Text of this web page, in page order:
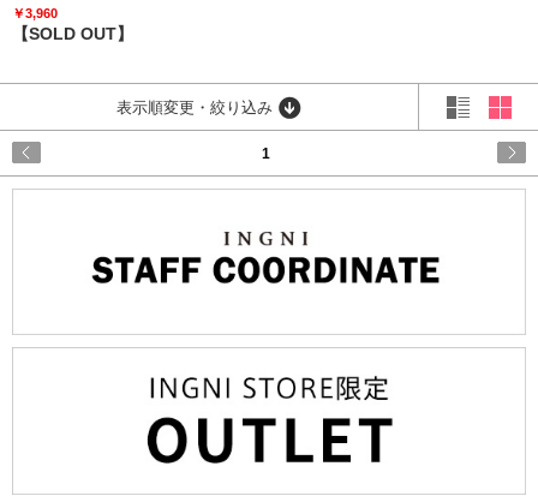
￥3,960
【SOLD OUT】
表示順変更・絞り込み
1